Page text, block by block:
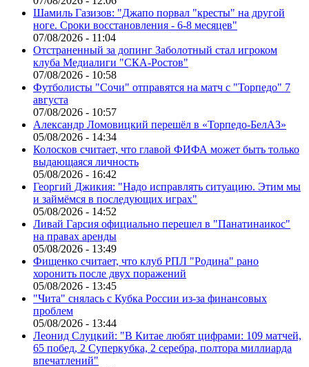
Шамиль Газизов: "Джапо порвал "кресты" на другой
ноге. Сроки восстановления - 6-8 месяцев"
07/08/2026 - 11:04
Отстраненный за допинг Заболотный стал игроком
клуба Медиалиги "СКА-Ростов"
07/08/2026 - 10:58
Футболисты "Сочи" отправятся на матч с "Торпедо" 7
августа
07/08/2026 - 10:57
Александр Ломовицкий перешёл в «Торпедо-БелАЗ»
05/08/2026 - 14:34
Колосков считает, что главой ФИФА может быть только
выдающаяся личность
05/08/2026 - 16:42
Георгий Джикия: "Надо исправлять ситуацию. Этим мы
и займёмся в последующих играх"
05/08/2026 - 14:52
Ливай Гарсия официально перешел в "Панатинаикос"
на правах аренды
05/08/2026 - 13:49
Фищенко считает, что клуб РПЛ "Родина" рано
хоронить после двух поражений
05/08/2026 - 13:45
"Чита" снялась с Кубка России из-за финансовых
проблем
05/08/2026 - 13:44
Леонид Слуцкий: "В Китае любят цифрами: 109 матчей,
65 побед, 2 Суперкубка, 2 серебра, полтора миллиарда
впечатлений"